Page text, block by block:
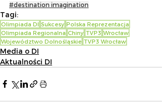
#destination imagination
Tagi:
Olimpiada DI Sukcesy Polska Reprezentacja
Olimpiada Regionalna Chiny TVP3 Wrocław
Województwo Dolnośląskie TVP3 Wrocław
Media o DI
Aktualności DI